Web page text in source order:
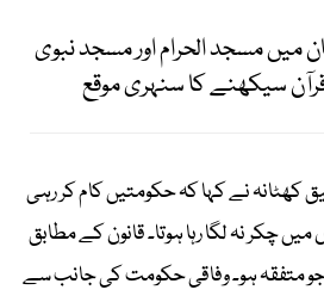
میں مسجد الحرام اور مسجد نبوی
سیکھنے کا سنہری موقع
کھٹانہ نے کہا کہ حکومتیں کام کر رہی
میں چکر نہ لگا رہا ہوتا۔ قانون کے مطابق
جو متفقہ ہو۔ وفاقی حکومت کی جانب سے